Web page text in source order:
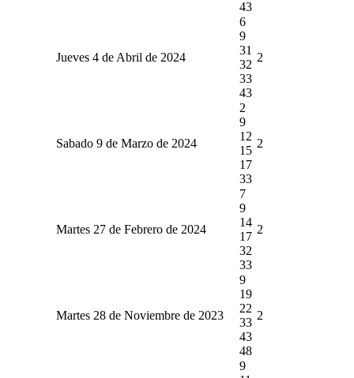
43
Jueves 4 de Abril de 2024
6
9
31
32
33
43
2
Sabado 9 de Marzo de 2024
2
9
12
15
17
33
2
Martes 27 de Febrero de 2024
7
9
14
17
32
33
2
Martes 28 de Noviembre de 2023
9
19
22
33
43
48
2
9